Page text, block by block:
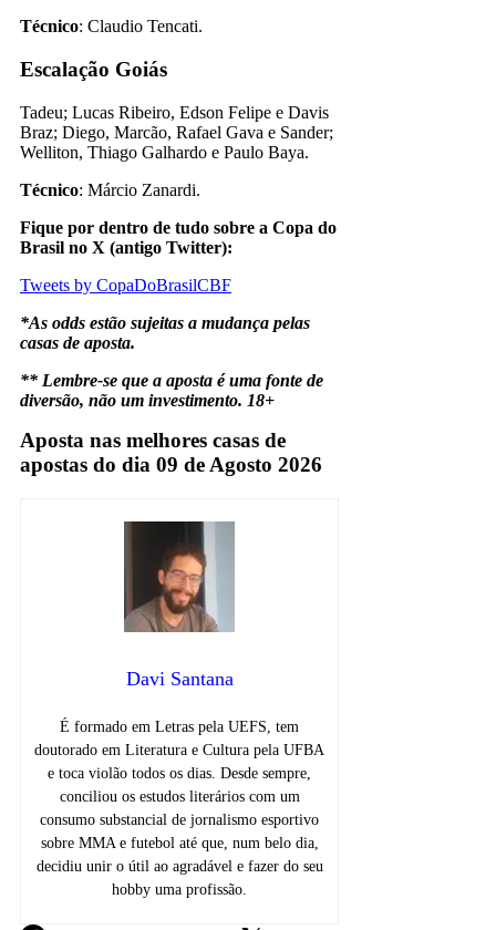
Técnico: Claudio Tencati.
Escalação Goiás
Tadeu; Lucas Ribeiro, Edson Felipe e Davis
Braz; Diego, Marcão, Rafael Gava e Sander;
Welliton, Thiago Galhardo e Paulo Baya.
Técnico: Márcio Zanardi.
Fique por dentro de tudo sobre a Copa do
Brasil no X (antigo Twitter):
Tweets by CopaDoBrasilCBF
*As odds estão sujeitas a mudança pelas
casas de aposta.
** Lembre-se que a aposta é uma fonte de
diversão, não um investimento. 18+
Aposta nas melhores casas de
apostas do dia 09 de Agosto 2026
Davi Santana
É formado em Letras pela UEFS, tem
doutorado em Literatura e Cultura pela UFBA
e toca violão todos os dias. Desde sempre,
conciliou os estudos literários com um
consumo substancial de jornalismo esportivo
sobre MMA e futebol até que, num belo dia,
decidiu unir o útil ao agradável e fazer do seu
hobby uma profissão.